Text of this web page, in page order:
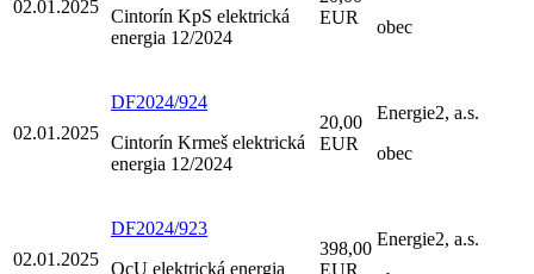
02.01.2025 Cintorín KpS elektrická
energia 12/2024
EUR
obec
02.01.2025
DF2024/924
Cintorín Krmeš elektrická
energia 12/2024
20,00
EUR
Energie2, a.s.
obec
02.01.2025
DF2024/923
OcU elektrická energia
398,00
EUR
Energie2, a.s.